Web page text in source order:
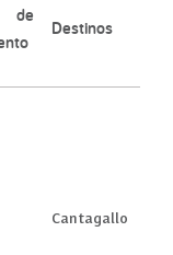
de
Destinos
Cantagallo